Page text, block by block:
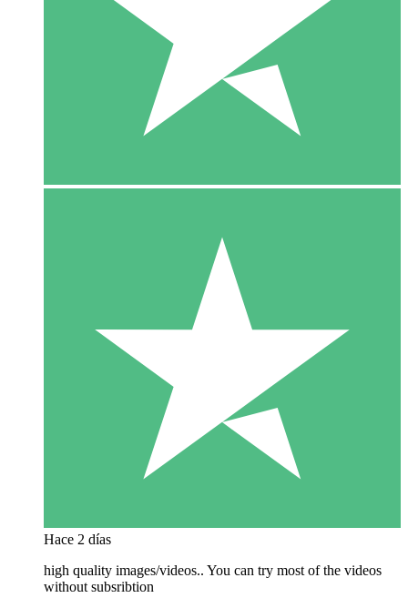
Hace 2 días
high quality images/videos.. You can try most of the videos
without subsribtion